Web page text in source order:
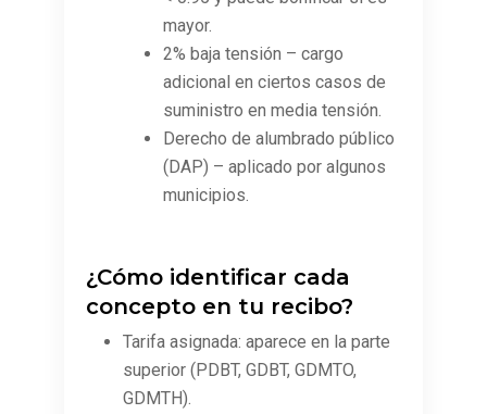
mayor.
2% baja tensión – cargo
adicional en ciertos casos de
suministro en media tensión.
Derecho de alumbrado público
(DAP) – aplicado por algunos
municipios.
¿Cómo identificar cada
concepto en tu recibo?
Tarifa asignada: aparece en la parte
superior (PDBT, GDBT, GDMTO,
GDMTH).